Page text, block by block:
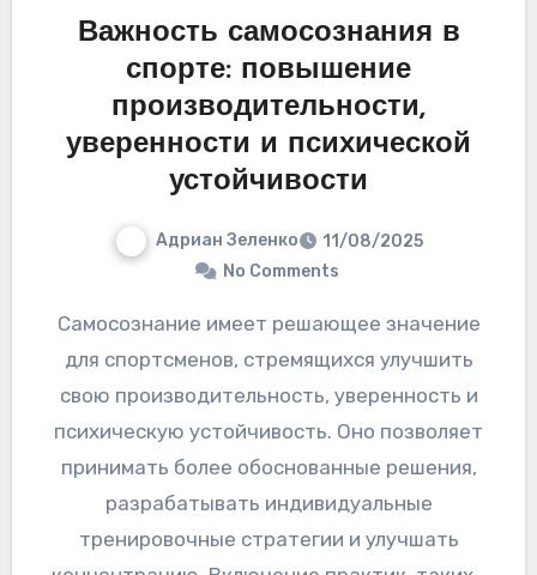
Важность самосознания в
спорте: повышение
производительности,
уверенности и психической
устойчивости
Адриан Зеленко
11/08/2025
No Comments
Самосознание имеет решающее значение
для спортсменов, стремящихся улучшить
свою производительность, уверенность и
психическую устойчивость. Оно позволяет
принимать более обоснованные решения,
разрабатывать индивидуальные
тренировочные стратегии и улучшать